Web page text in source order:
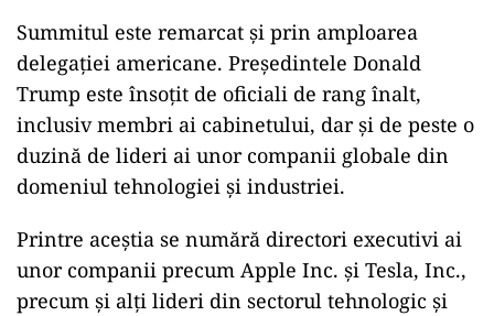
Summitul este remarcat și prin amploarea
delegației americane. Președintele Donald
Trump este însoțit de oficiali de rang înalt,
inclusiv membri ai cabinetului, dar și de peste o
duzină de lideri ai unor companii globale din
domeniul tehnologiei și industriei.
Printre aceștia se numără directori executivi ai
unor companii precum Apple Inc. și Tesla, Inc.,
precum și alți lideri din sectorul tehnologic și